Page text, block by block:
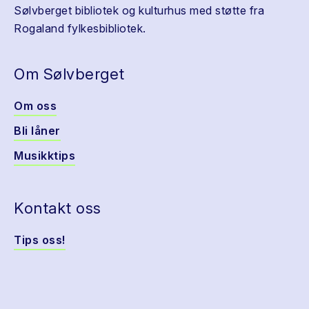
Sølvberget bibliotek og kulturhus med støtte fra
Rogaland fylkesbibliotek.
Om Sølvberget
Om oss
Bli låner
Musikktips
Kontakt oss
Tips oss!